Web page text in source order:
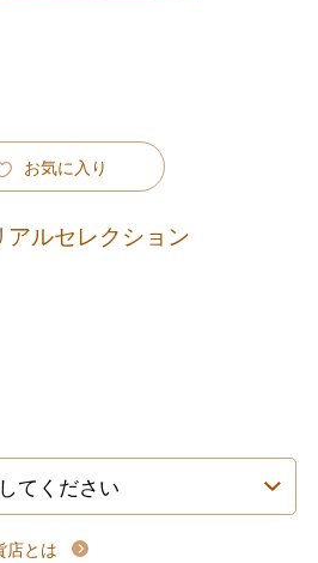
お気に入り
ルセレクション
店とは